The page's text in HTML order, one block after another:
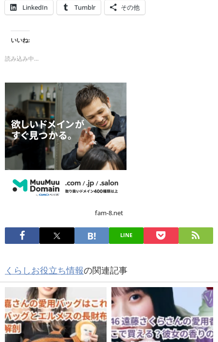
LinkedIn Tumblr その他
いいね:
読み込み中…
fam-8.net
LINE
くらしお役立ち情報の関連記事